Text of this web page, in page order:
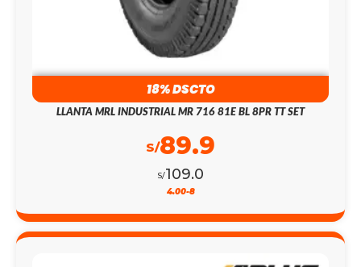
18% DSCTO
LLANTA MRL INDUSTRIAL MR 716 81E BL 8PR TT SET
S/109.0
S/89.9
4.00-8